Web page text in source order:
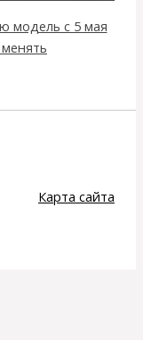
модель с 5 мая
Карта сайта